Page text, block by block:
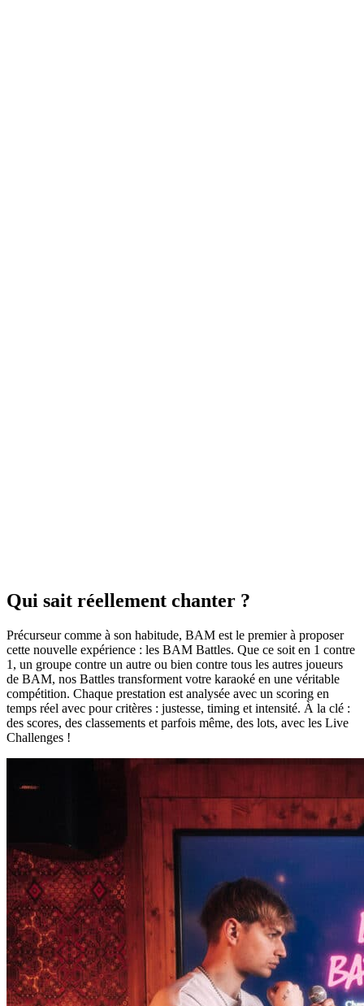
Qui sait réellement chanter ?
Précurseur comme à son habitude, BAM est le premier à proposer
cette nouvelle expérience : les BAM Battles. Que ce soit en 1 contre
1, un groupe contre un autre ou bien contre tous les autres joueurs
de BAM, nos Battles transforment votre karaoké en une véritable
compétition. Chaque prestation est analysée avec un scoring en
temps réel avec pour critères : justesse, timing et intensité. À la clé :
des scores, des classements et parfois même, des lots, avec les Live
Challenges !